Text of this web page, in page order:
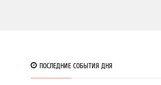
ПОСЛЕДНИЕ СОБЫТИЯ ДНЯ